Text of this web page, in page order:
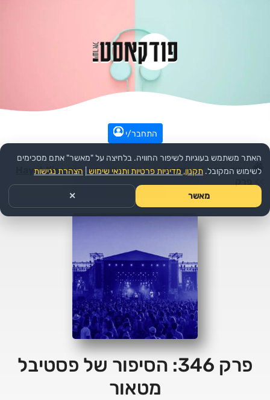
התחבר/י
עמוד הבית >> עסקים >>הפודקאסט: חיות כיס Hayot Kiss
פרק 346: הסיפור של פסטיבל
מטאור
האתר משתמש בעוגיות לשיפור החוויה. בלחיצה על "מאשר" אתם מסכימים
לשימוש המקובל. תקנון, מדיניות פרטיות ותנאי שימוש הצהרת נגישות
מאשר ✕